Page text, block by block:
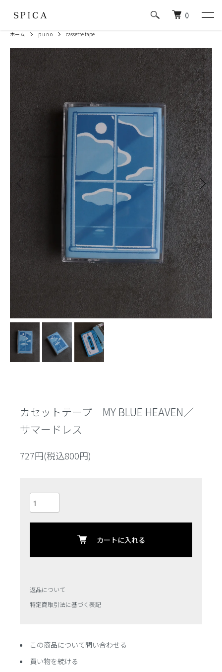
0
ホーム p u n o cassette tape
カセットテープ MY BLUE HEAVEN／
サマードレス
727円(税込800円)
カートに入れる
返品について
特定商取引法に基づく表記
この商品について問い合わせる
買い物を続ける